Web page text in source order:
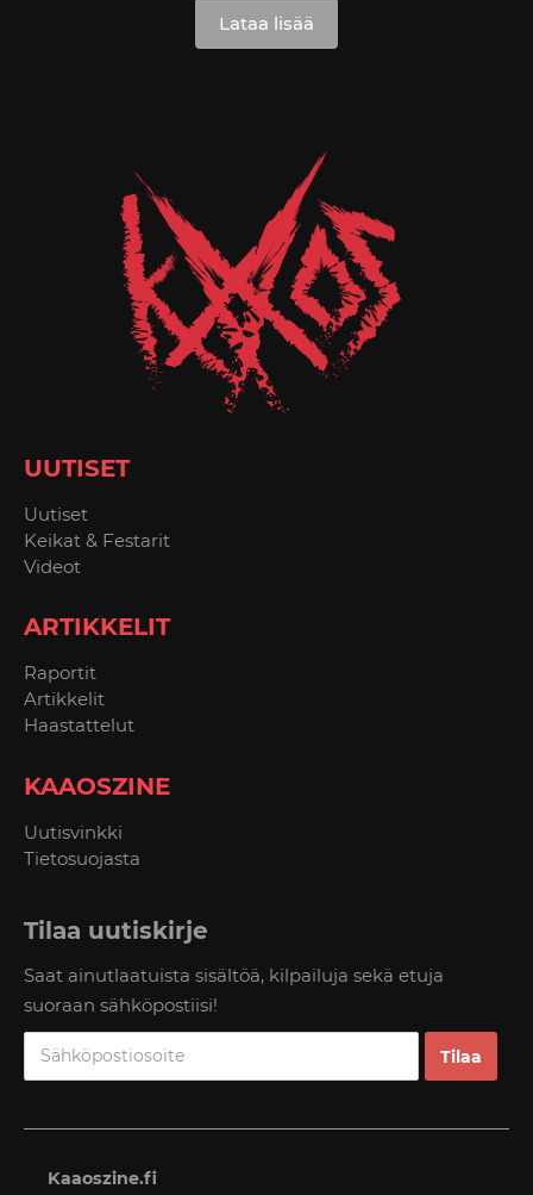
Lataa lisää
UUTISET
Uutiset
Keikat & Festarit
Videot
ARTIKKELIT
Raportit
Artikkelit
Haastattelut
KAAOSZINE
Uutisvinkki
Tietosuojasta
Tilaa uutiskirje
Saat ainutlaatuista sisältöä, kilpailuja sekä etuja
suoraan sähköpostiisi!
Kaaoszine.fi